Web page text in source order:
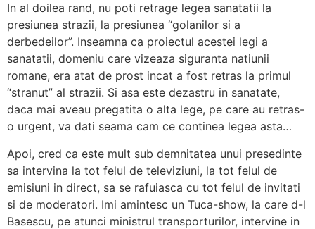
In al doilea rand, nu poti retrage legea sanatatii la
presiunea strazii, la presiunea “golanilor si a
derbedeilor”. Inseamna ca proiectul acestei legi a
sanatatii, domeniu care vizeaza siguranta natiunii
romane, era atat de prost incat a fost retras la primul
“stranut” al strazii. Si asa este dezastru in sanatate,
daca mai aveau pregatita o alta lege, pe care au retras-
o urgent, va dati seama cam ce continea legea asta…
Apoi, cred ca este mult sub demnitatea unui presedinte
sa intervina la tot felul de televiziuni, la tot felul de
emisiuni in direct, sa se rafuiasca cu tot felul de invitati
si de moderatori. Imi amintesc un Tuca-show, la care d-l
Basescu, pe atunci ministrul transporturilor, intervine in